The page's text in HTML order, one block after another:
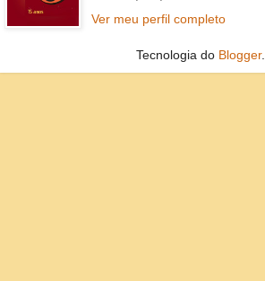
Ver meu perfil completo
Tecnologia do Blogger.